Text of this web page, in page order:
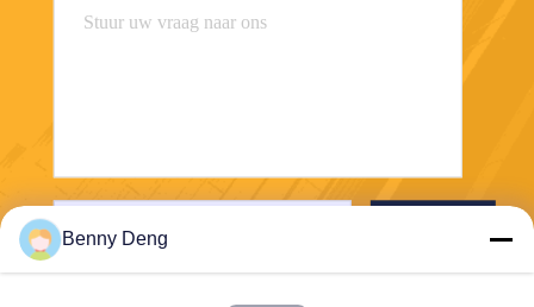
Benny Deng